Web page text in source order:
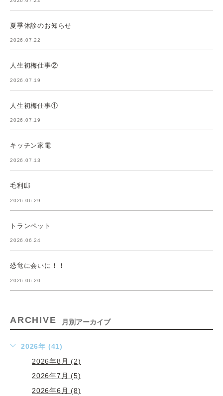
夏季休診のお知らせ
2026.07.22
人生初梅仕事②
2026.07.19
人生初梅仕事①
2026.07.19
キッチン家電
2026.07.13
毛利邸
2026.06.29
トランペット
2026.06.24
恐竜に会いに！！
2026.06.20
ARCHIVE 月別アーカイブ
2026年 (41)
2026年8月 (2)
2026年7月 (5)
2026年6月 (8)